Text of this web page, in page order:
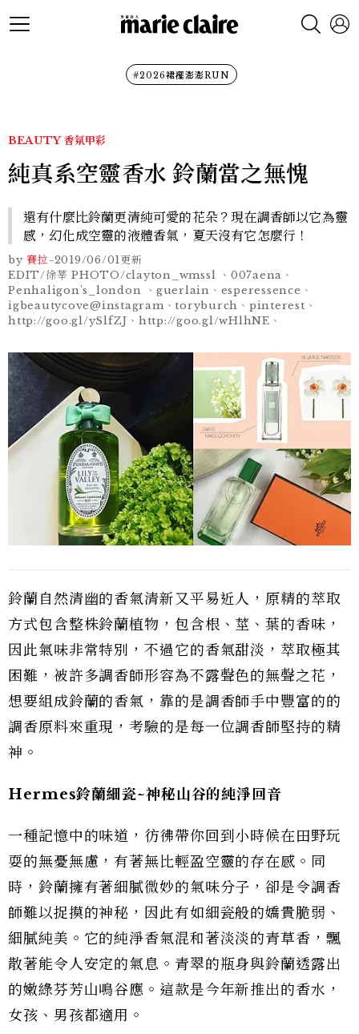
#2026裙襬澎澎RUN
BEAUTY 香氛甲彩
純真系空靈香水 鈴蘭當之無愧
還有什麼比鈴蘭更清純可愛的花朵？現在調香師以它為靈
感，幻化成空靈的液體香氣，夏天沒有它怎麼行！
by 賽拉-2019/06/01更新
EDIT/徐莘 PHOTO/clayton_wmssl 、007aena、
Penhaligon's_london 、guerlain、esperessence、
igbeautycove@instagram、toryburch、pinterest、
http://goo.gl/ySlfZJ、http://goo.gl/wHlhNE、
鈴蘭自然清幽的香氣清新又平易近人，原精的萃取
方式包含整株鈴蘭植物，包含根、莖、葉的香味，
因此氣味非常特別，不過它的香氣甜淡，萃取極其
困難，被許多調香師形容為不露聲色的無聲之花，
想要組成鈴蘭的香氣，靠的是調香師手中豐富的的
調香原料來重現，考驗的是每一位調香師堅持的精
神。
Hermes鈴蘭細瓷~神秘山谷的純淨回音
一種記憶中的味道，彷彿帶你回到小時候在田野玩
耍的無憂無慮，有著無比輕盈空靈的存在感。同
時，鈴蘭擁有著細膩微妙的氣味分子，卻是令調香
師難以捉摸的神秘，因此有如細瓷般的嬌貴脆弱、
細膩純美。它的純淨香氣混和著淡淡的青草香，飄
散著能令人安定的氣息。青翠的瓶身與鈴蘭透露出
的嫩綠芬芳山鳴谷應。這款是今年新推出的香水，
女孩、男孩都適用。